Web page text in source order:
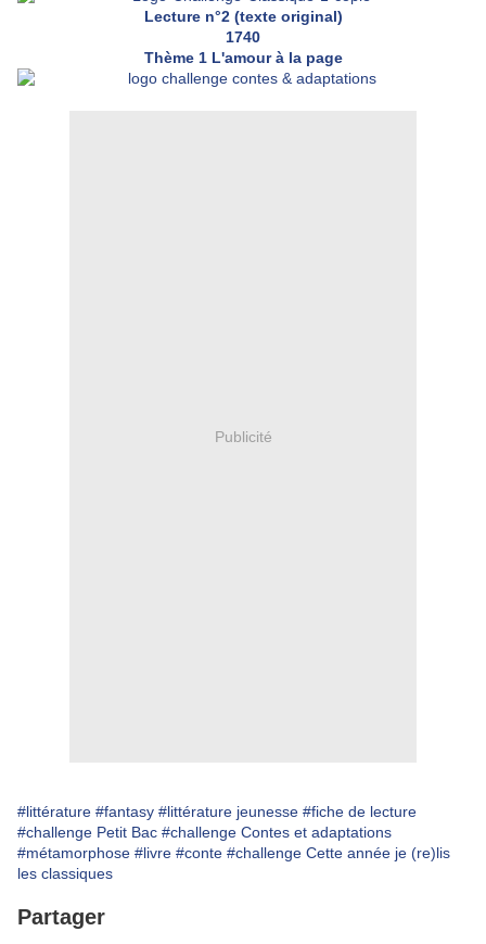
Lecture n°2 (texte original)
1740
Thème 1 L'amour à la page
Publicité
#littérature #fantasy #littérature jeunesse #fiche de lecture
#challenge Petit Bac #challenge Contes et adaptations
#métamorphose #livre #conte #challenge Cette année je (re)lis
les classiques
Partager